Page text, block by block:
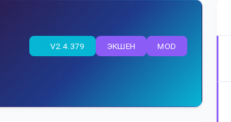
MOD
ЭКШЕН
V2.4.379